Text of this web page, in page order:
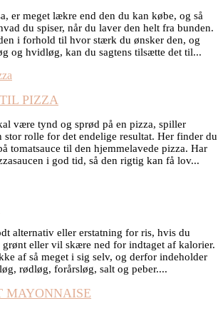
er meget lækre end den du kan købe, og så
du spiser, når du laver den helt fra bunden.
i forhold til hvor stærk du ønsker den, og
og hvidløg, kan du sagtens tilsætte det til...
PIZZA
være tynd og sprød på en pizza, spiller
stor rolle for det endelige resultat. Her finder du
tomatsauce til den hjemmelavede pizza. Har
i god tid, så den rigtig kan få lov...
alternativ eller erstatning for ris, hvis du
grønt eller vil skære ned for indtaget af kalorier.
af så meget i sig selv, og derfor indeholder
rødløg, forårsløg, salt og peber....
MAYONNAISE